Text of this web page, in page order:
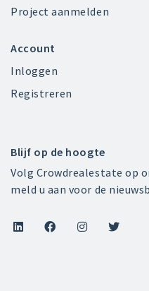
Project aanmelden
Account
Inloggen
Registreren
Blijf op de hoogte
Volg Crowdrealestate op
meld u aan voor de
   